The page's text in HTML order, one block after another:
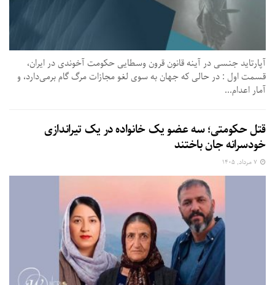
آپارتاید جنسی در آینه قانون قرون وسطایی حکومت آخوندی در ایران،
قسمت اول : در حالی که جهان به سوی لغو مجازات مرگ گام برمی‌دارد، و
آمار اعدام...
قتل حکومتی؛ سه عضو یک خانواده در یک تیراندازی
خودسرانه جان باختند